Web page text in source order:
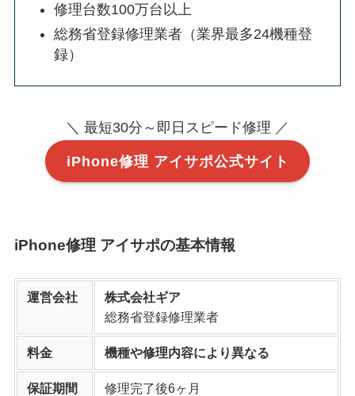
修理台数100万台以上
総務省登録修理業者（業界最多24機種登
録）
＼ 最短30分～即日スピード修理 ／
iPhone修理 アイサポ公式サイト
iPhone修理 アイサポの基本情報
運営会社
株式会社ギア
総務省登録修理業者
料金 機種や修理内容により異なる
保証期間 修理完了後6ヶ月